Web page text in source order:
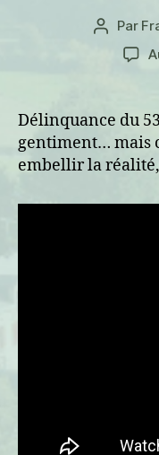
Auteur
l’article
Par
Délinquance du
gentiment… mais
embellir la